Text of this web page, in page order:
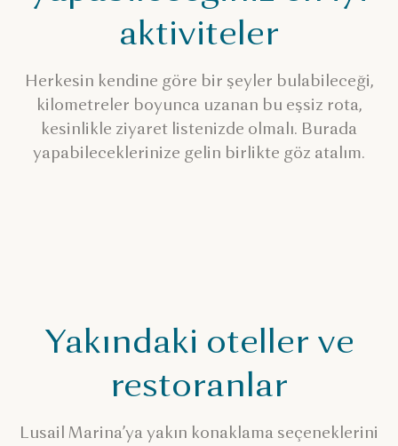
aktiviteler
Herkesin kendine göre bir şeyler bulabileceği,
kilometreler boyunca uzanan bu eşsiz rota,
kesinlikle ziyaret listenizde olmalı. Burada
yapabileceklerinize gelin birlikte göz atalım.
Yakındaki oteller ve
restoranlar
Lusail Marina’ya yakın konaklama seçeneklerini